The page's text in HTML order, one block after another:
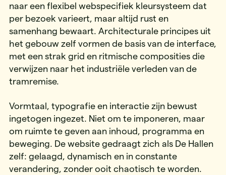
naar een flexibel webspecifiek kleursysteem dat
per bezoek varieert, maar altijd rust en
samenhang bewaart. Architecturale principes uit
het gebouw zelf vormen de basis van de interface,
met een strak grid en ritmische composities die
verwijzen naar het industriële verleden van de
tramremise.
Vormtaal, typografie en interactie zijn bewust
ingetogen ingezet. Niet om te imponeren, maar
om ruimte te geven aan inhoud, programma en
beweging. De website gedraagt zich als De Hallen
zelf: gelaagd, dynamisch en in constante
verandering, zonder ooit chaotisch te worden.